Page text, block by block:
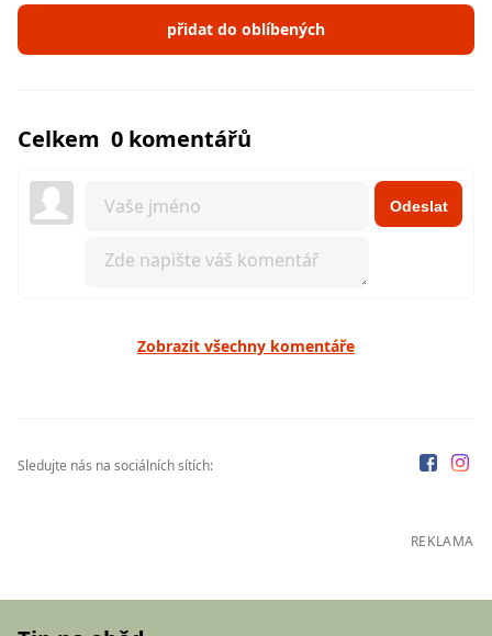
přidat do oblíbených
Celkem 0 komentářů
Odeslat
Zobrazit všechny komentáře
Sledujte nás na sociálních sítích:
REKLAMA